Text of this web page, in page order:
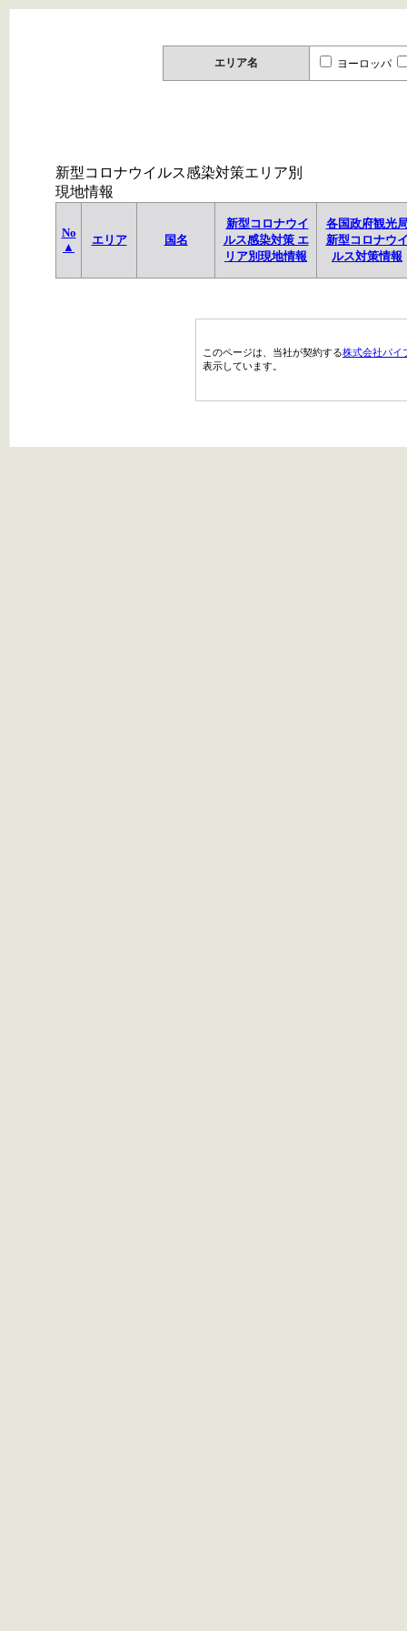
エリア名 ヨーロッパ
新型コロナウイルス感染対策エリア別
現地情報
No
▲
エリア 国名
新型コロナウイ
ルス感染対策 エ
リア別現地情報
各国政府観光
新型コロナウ
ルス対策情報
このページは、当社が契約する株式会社パイ
表示しています。